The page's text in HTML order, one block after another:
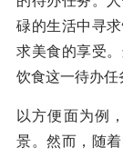
碌的生活中寻
求美食的享受
饮食这一待办任
以方便面为例
景。然而，随